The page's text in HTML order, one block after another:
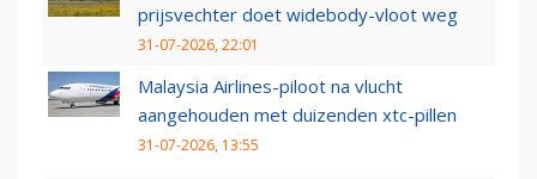
prijsvechter doet widebody-vloot weg
31-07-2026, 22:01
Malaysia Airlines-piloot na vlucht
aangehouden met duizenden xtc-pillen
31-07-2026, 13:55